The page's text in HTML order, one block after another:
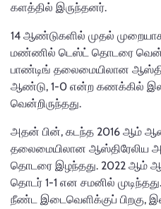
களத்தில் இருந்தனர்.
14 ஆண்டுகளில் முதல்
மண்ணில் டெஸ்ட் தொடரை
பாண்டிங் தலைமையிலான
ஆண்டு, 1-0 என்ற கணக்கில்
வென்றிருந்தது.
அதன் பின், கடந்த 2016 ஆம்
தலைமையிலான ஆஸ்திரேலிய
தொடரை இழந்தது. 2022 ஆம்
தொடர் 1-1 என சமனில்
நீண்ட இடைவெளிக்குப்